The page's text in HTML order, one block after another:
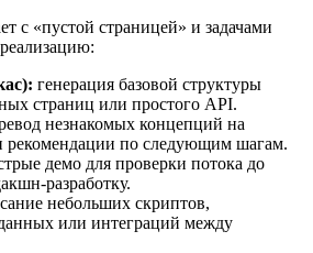
с «пустой страницей» и задачами
генерация базовой структуры
страниц или простого API.
незнакомых концепций на
рекомендации по следующим шагам.
демо для проверки потока до
небольших скриптов,
или интеграций между